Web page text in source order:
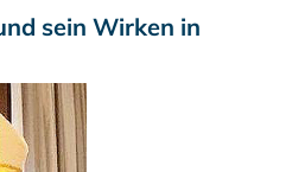
sein Wirken in